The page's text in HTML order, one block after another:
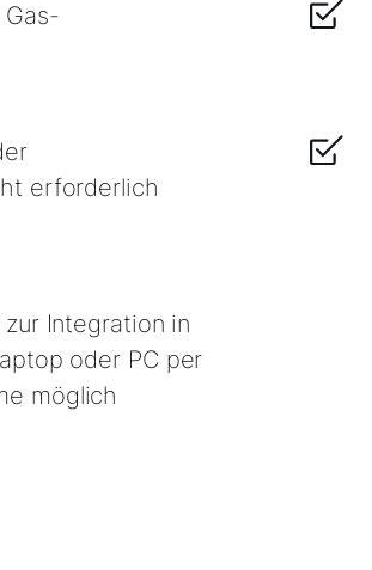
erforderlich
Integration in
oder PC per
möglich